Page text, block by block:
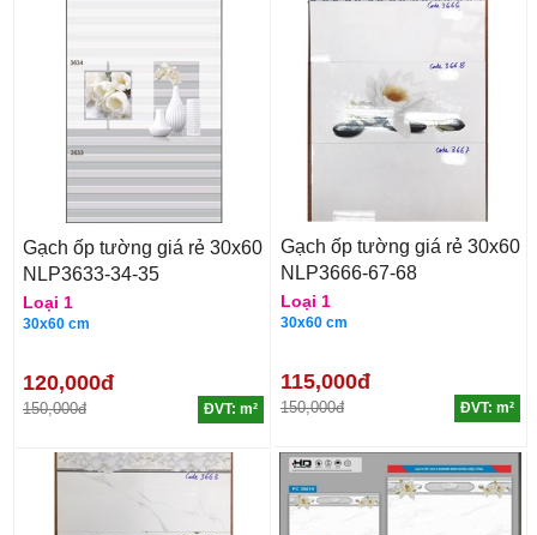
Gạch ốp tường giá rẻ 30x60
NLP3633-34-35
Loại 1
30x60 cm
120,000đ
150,000đ ĐVT: m²
Gạch ốp tường giá rẻ 30x60
NLP3666-67-68
Loại 1
30x60 cm
115,000đ
150,000đ ĐVT: m²